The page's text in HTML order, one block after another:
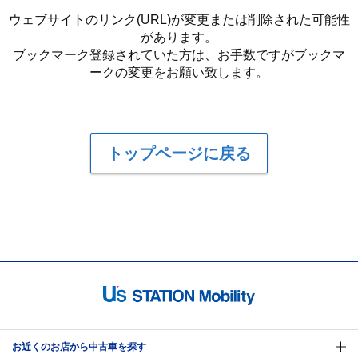
ウェブサイトのリンク(URL)が変更または削除された可能性
があります。
ブックマーク登録されていた方は、お手数ですがブックマ
ークの変更をお願い致します。
トップページに戻る
お近くのお店から中古車を探す